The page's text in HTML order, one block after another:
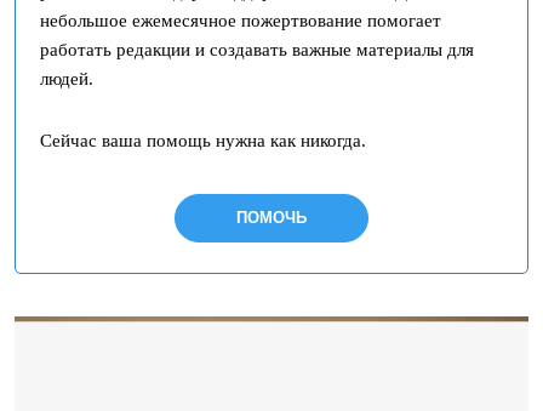
небольшое ежемесячное пожертвование помогает
работать редакции и создавать важные материалы для
людей.
Сейчас ваша помощь нужна как никогда.
ПОМОЧЬ